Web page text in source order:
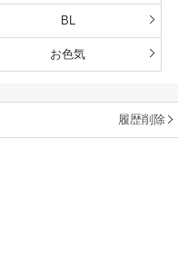
BL
お色気
履歴削除